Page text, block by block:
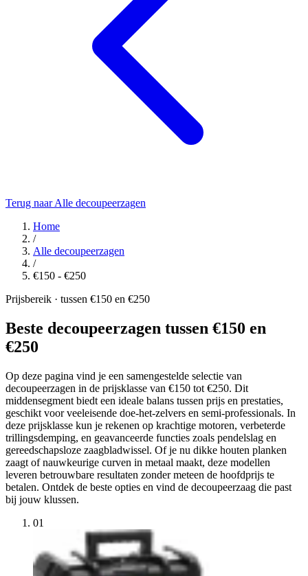
Terug naar Alle decoupeerzagen
Home
/
Alle decoupeerzagen
/
€150 - €250
Prijsbereik · tussen €150 en €250
Beste decoupeerzagen tussen €150 en
€250
Op deze pagina vind je een samengestelde selectie van
decoupeerzagen in de prijsklasse van €150 tot €250. Dit
middensegment biedt een ideale balans tussen prijs en prestaties,
geschikt voor veeleisende doe-het-zelvers en semi-professionals. In
deze prijsklasse kun je rekenen op krachtige motoren, verbeterde
trillingsdemping, en geavanceerde functies zoals pendelslag en
gereedschapsloze zaagbladwissel. Of je nu dikke houten planken
zaagt of nauwkeurige curven in metaal maakt, deze modellen
leveren betrouwbare resultaten zonder meteen de hoofdprijs te
betalen. Ontdek de beste opties en vind de decoupeerzaag die past
bij jouw klussen.
01